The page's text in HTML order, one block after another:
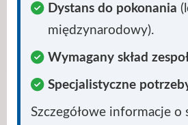
Dystans do pokonania
międzynarodowy).
Wymagany skład
Specjalistyczne
Szczegółowe informacje o